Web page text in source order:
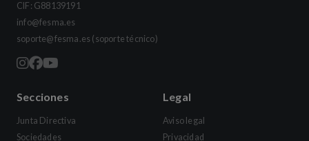
CIF: G88139191
info@fesma.es
soporte@fesma.es (soporte técnico)
Secciones
Junta Directiva
Sociedades
Legal
Aviso legal
Privacidad